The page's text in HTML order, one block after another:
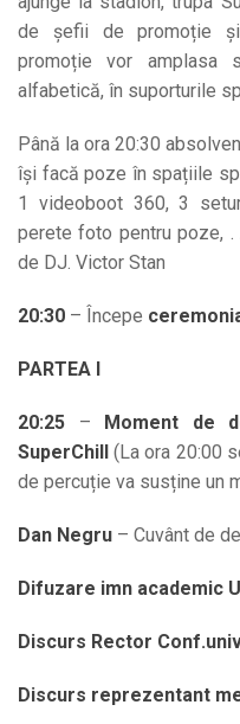
de șefii de promoție
promoție vor amplasa
alfabetică, în suporturile
Până la ora 20:30
își facă poze în spațiile
1 videoboot 360, 3
perete foto pentru poze,
de DJ. Victor Stan
20:30 – Începe
PARTEA I
20:25 –
Moment de
SuperChill
(La ora 20:00
de percuție va susține un
Dan Negru – Cuvânt de
Difuzare imn academic
Discurs Rector
Discurs reprezentant